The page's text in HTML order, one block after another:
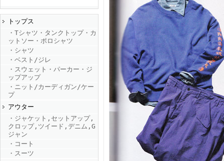
FINEBOYS2025年10月号
FINEBOYS2025年9月号
トップス
・Tシャツ・タンクトップ・カ
ットソー・ポロシャツ
・シャツ
・ベスト/ジレ
・スウェット・パーカー・ジ
ップアップ
・ニット/カーディガン/ケー
プ
アウター
・ジャケット,セットアップ,
クロップ,ツイード,デニム,G
ジャン
・コート
・スーツ